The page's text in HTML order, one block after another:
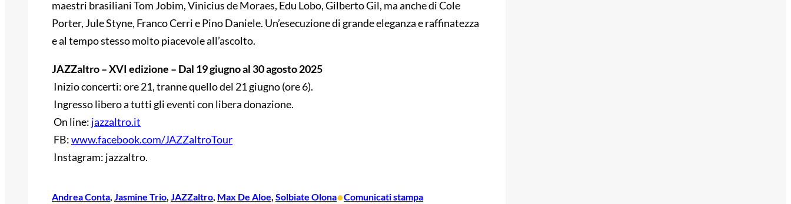
maestri brasiliani Tom Jobim, Vinicius de Moraes, Edu Lobo, Gilberto Gil, ma anche di Cole
Porter, Jule Styne, Franco Cerri e Pino Daniele. Un’esecuzione di grande eleganza e raffinatezza
e al tempo stesso molto piacevole all’ascolto.
JAZZaltro– XVI edizione – Dal 19 giugno al 30 agosto 2025
Inizio concerti: ore 21, tranne quello del 21 giugno (ore 6).
Ingresso libero a tutti gli eventi con libera donazione.
On line: jazzaltro.it
FB:www.facebook.com/JAZZaltroTour
Instagram: jazzaltro.
Andrea Conta, Jasmine Trio, JAZZaltro, Max De Aloe, Solbiate Olona•Comunicati stampa